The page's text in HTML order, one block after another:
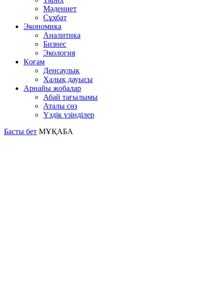
Мәдениет
Сұхбат
Экономика
Аналитика
Бизнес
Экология
Қоғам
Денсаулық
Халық дауысы
Арнайы жобалар
Абай тағылымы
Аталы сөз
Үздік үзінділер
Басты бет МҰҚАБА